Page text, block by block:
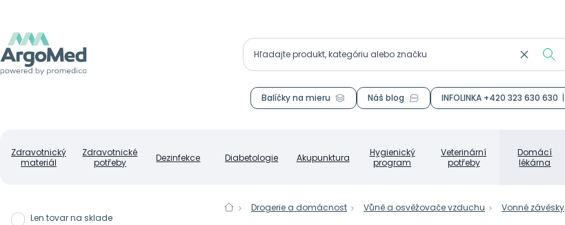
Zdravotnický
materiál
Zdravotnické
potřeby
Dezinfekce Diabetologie Akupunktura
Hygienický
program
Veterinární
potřeby
Domácí
lékárna
Balíčky na mieru Náš blog INFOLINKA +420 323 630 630
Len tovar na sklade
Drogerie a domácnost Vůně a osvěžovače vzduchu Vonné závěsky